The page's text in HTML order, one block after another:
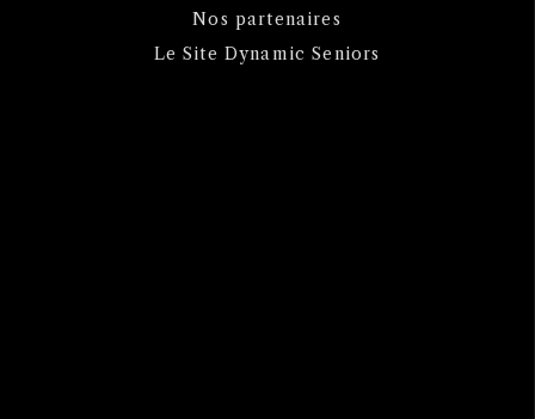
Nos partenaires
Le Site Dynamic Seniors